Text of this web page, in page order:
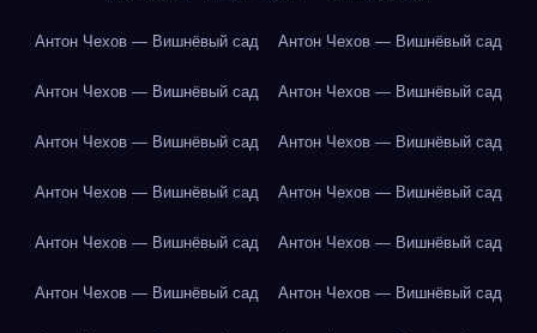
Антон Чехов — Вишнёвый сад Антон Чехов — Вишнёвый сад
Антон Чехов — Вишнёвый сад Антон Чехов — Вишнёвый сад
Антон Чехов — Вишнёвый сад Антон Чехов — Вишнёвый сад
Антон Чехов — Вишнёвый сад Антон Чехов — Вишнёвый сад
Антон Чехов — Вишнёвый сад Антон Чехов — Вишнёвый сад
Антон Чехов — Вишнёвый сад Антон Чехов — Вишнёвый сад